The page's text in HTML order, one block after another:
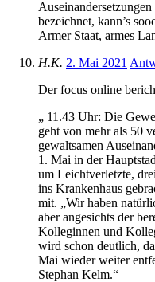
bezeichnet, kann’s
Armer Staat, armes
H.K. 2. Mai 2021
Der focus online
„ 11.43 Uhr: Die
geht von mehr als 50
gewaltsamen
1. Mai in der
um Leichtverletzte,
ins Krankenhaus
mit. „Wir haben
aber angesichts der
Kolleginnen und
wird schon deutlich,
Mai wieder weiter
Stephan Kelm.“